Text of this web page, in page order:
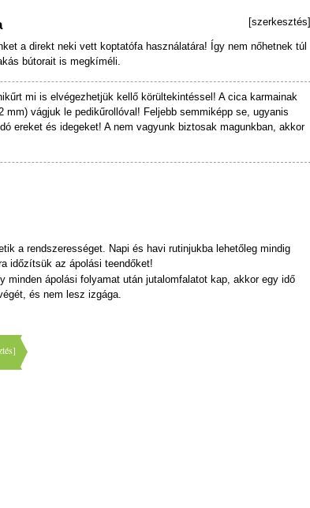
[szerkesztés]
a direkt neki vett koptatófa használatára! Így nem nőhetnek túl
bútorait is megkíméli.
mi is elvégezhetjük kellő körültekintéssel! A cica karmainak
vágjuk le pedikűrollóval! Feljebb semmiképp se, ugyanis
ereket és idegeket! A nem vagyunk biztosak magunkban, akkor
a rendszerességet. Napi és havi rutinjukba lehetőleg mindig
időzítsük az ápolási teendőket!
minden ápolási folyamat után jutalomfalatot kap, akkor egy idő
és nem lesz izgága.
]